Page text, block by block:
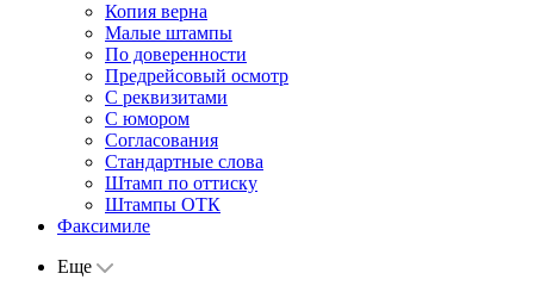
Копия верна
Малые штампы
По доверенности
Предрейсовый осмотр
С реквизитами
С юмором
Согласования
Стандартные слова
Штамп по оттиску
Штампы ОТК
Факсимиле
Еще